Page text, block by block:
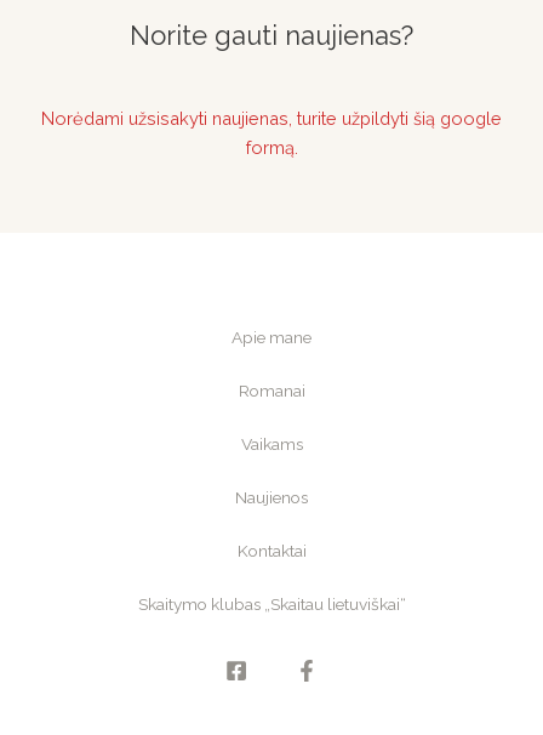
Norite gauti naujienas?
Norėdami užsisakyti naujienas, turite užpildyti šią google
formą.
Apie mane
Romanai
Vaikams
Naujienos
Kontaktai
Skaitymo klubas „Skaitau lietuviškai“